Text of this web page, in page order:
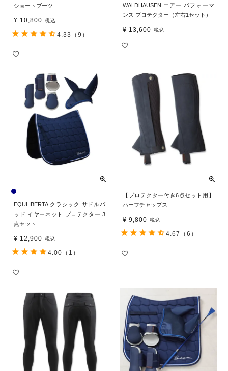
ショートブーツ
¥ 10,800 税込
4.33 （9）
WALDHAUSEN エアー パフォーマ
ンス プロテクター（左右1セット）
¥ 13,600 税込
EQULIBERTA クラシック サドルパ
ッド イヤーネット プロテクター 3
点セット
¥ 12,900 税込
4.00 （1）
【プロテクター付き6点セット用】
ハーフチャップス
¥ 9,800 税込
4.67 （6）